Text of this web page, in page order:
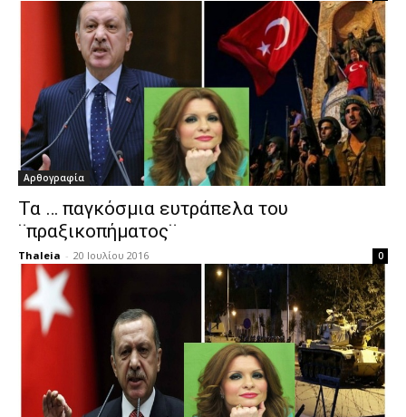
Αρθογραφία
Τα … παγκόσμια ευτράπελα του
¨πραξικοπήματος¨
Thaleia - 20 Ιουλίου 2016 0